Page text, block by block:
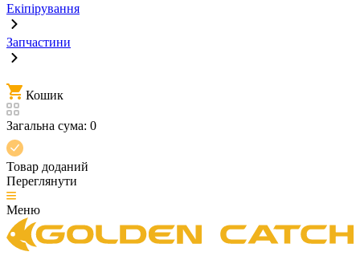
Екіпірування
Запчастини
Кошик
Загальна сума: 0
Товар доданий
Переглянути
Меню